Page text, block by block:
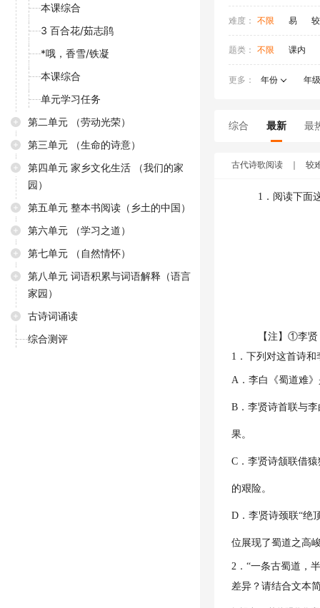
本课综合
3 百合花/茹志鹃
*哦，香雪/铁凝
本课综合
单元学习任务
第二单元 （劳动光荣）
第三单元 （生命的诗意）
第四单元 家乡文化生活 （我们的家
园）
第五单元 整本书阅读（乡土的中国）
第六单元 （学习之道）
第七单元 （自然情怀）
第八单元 词语积累与词语解释（语言
家园）
古诗词诵读
综合测评
难度： 不限 易
题类： 不限 课内
更多： 年份 年级
综合 最新 最
古代诗歌阅读 ｜ 较
1．阅读下面
【注】①李
1．下列对这首诗
A．李白《蜀道难
B．李贤诗首联与
果。
C．李贤诗颔联借
的艰险。
D．李贤诗颈联“绝
位展现了蜀道之高
2．“一条古蜀道，
差异？请结合文本